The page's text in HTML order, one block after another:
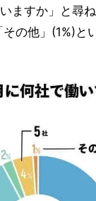
ますか」と尋
の他」(1%)と